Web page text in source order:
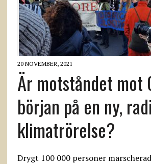
20 NOVEMBER, 2021
Är motståndet mot
början på en ny,
klimatrörelse?
Drygt 100 000 personer